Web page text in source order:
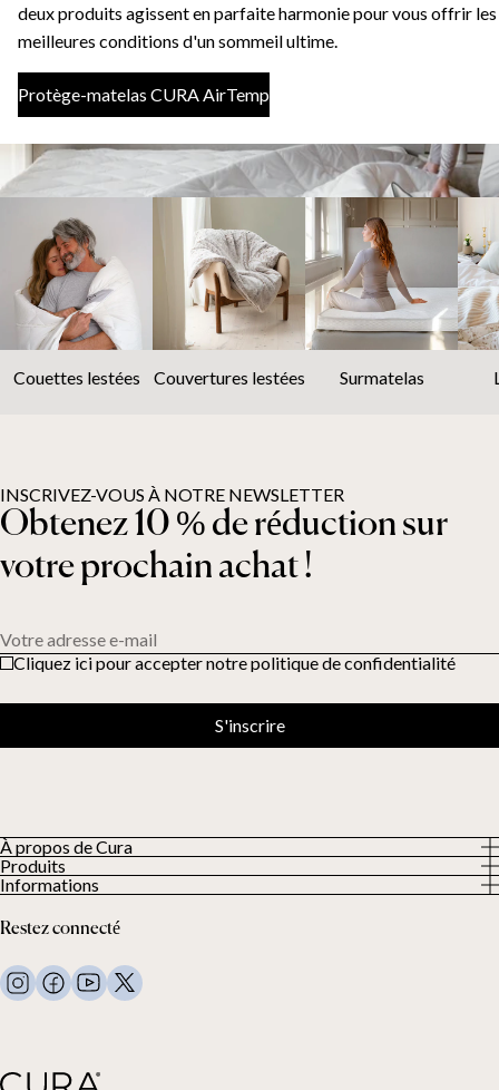
deux produits agissent en parfaite harmonie pour vous offrir les
meilleures conditions d'un sommeil ultime.
Protège-matelas CURA AirTemp
Couettes lestées Couvertures lestées Surmatelas
À propos de Cura
À propos
Nos clients
Produits
Tous les produits
Couettes lestées
Linge de lit
Oreillers et plus
Surmatelas
Informations
Conditions générales
FAQ
Nous contacter
Restez connecté
INSCRIVEZ-VOUS À NOTRE NEWSLETTER
Obtenez 10 % de réduction sur
votre prochain achat !
Votre adresse e-mail
Cliquez ici pour accepter notre politique de confidentialité
S'inscrire